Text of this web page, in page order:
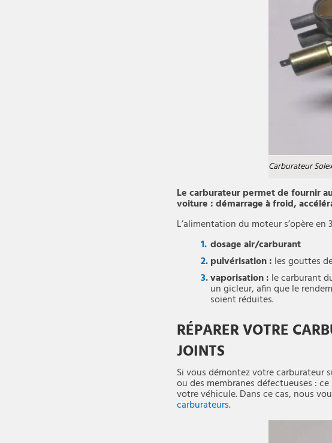
Carburateur
Le carburateur permet de fournir
voiture : démarrage à froid,
L’alimentation du moteur s’opère en
dosage air/carburant
pulvérisation : les gouttes
vaporisation : le carburant
un gicleur, afin que le
soient réduites.
RÉPARER VOTRE
JOINTS
Si vous démontez votre carburateur
ou des membranes défectueuses :
votre véhicule. Dans ce cas, nous
carburateurs.